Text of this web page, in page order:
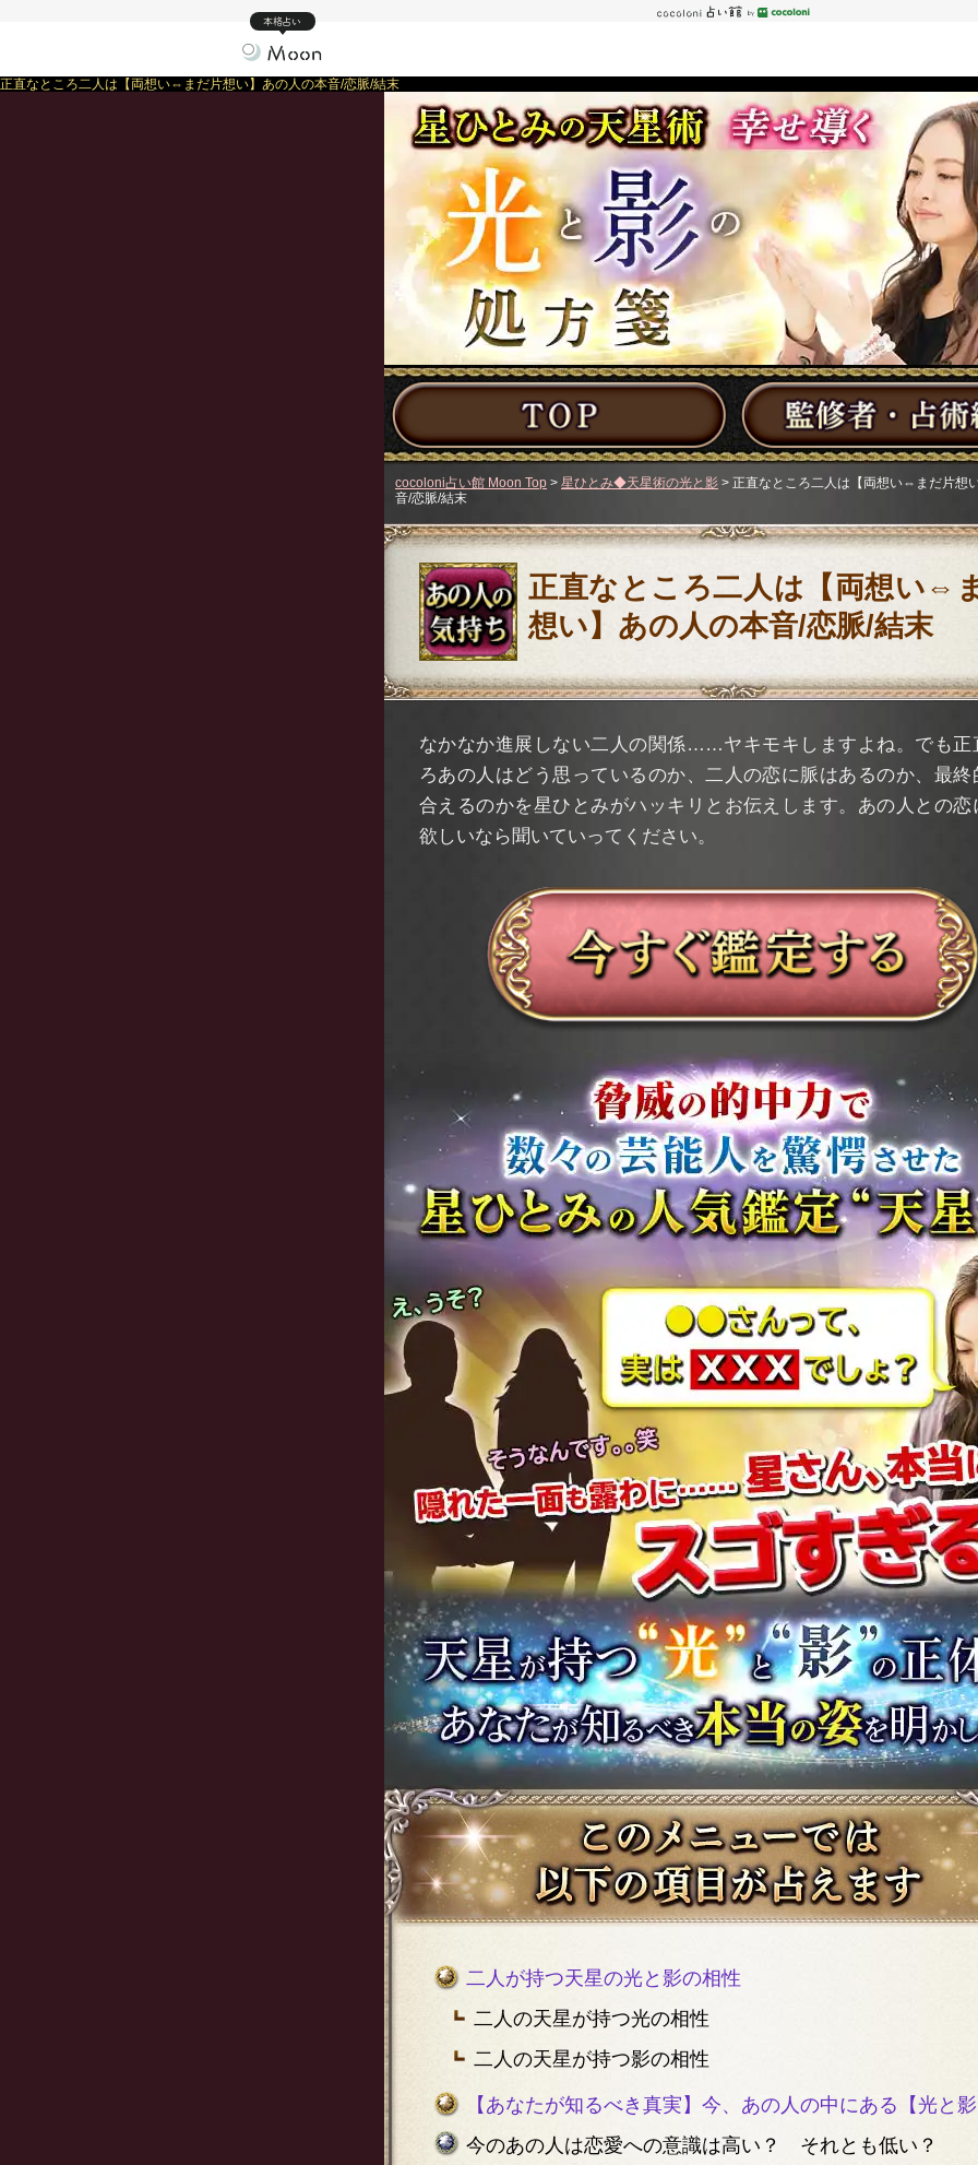
本格占い
正直なところ二人は【両想い⇔まだ片想い】あの人の本音/恋脈/結末
cocoloni占い館 Moon Top > 星ひとみ◆天星術の光と影 > 正直なところ二人は【両想い⇔まだ片想
音/恋脈/結末
正直なところ二人は【両想い⇔
想い】あの人の本音/恋脈/結末
なかなか進展しない二人の関係……ヤキモキしますよね。でも正
ろあの人はどう思っているのか、二人の恋に脈はあるのか、最終
合えるのかを星ひとみがハッキリとお伝えします。あの人との恋
欲しいなら聞いていってください。
二人が持つ天星の光と影の相性
二人の天星が持つ光の相性
二人の天星が持つ影の相性
【あなたが知るべき真実】今、あの人の中にある【光と
今のあの人は恋愛への意識は高い？ それとも低い？